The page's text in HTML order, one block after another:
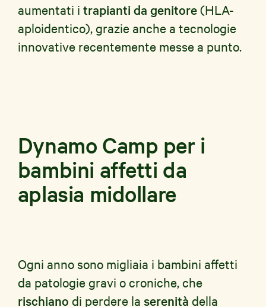
aumentati i trapianti da genitore(HLA-
aploidentico), grazie anche a tecnologie
innovative recentemente messe a punto.
Dynamo Camp per i
bambini affetti da
aplasia midollare
Ogni anno sono migliaia i bambini affetti
da patologie gravi o croniche, che
rischiano di perdere la serenità della